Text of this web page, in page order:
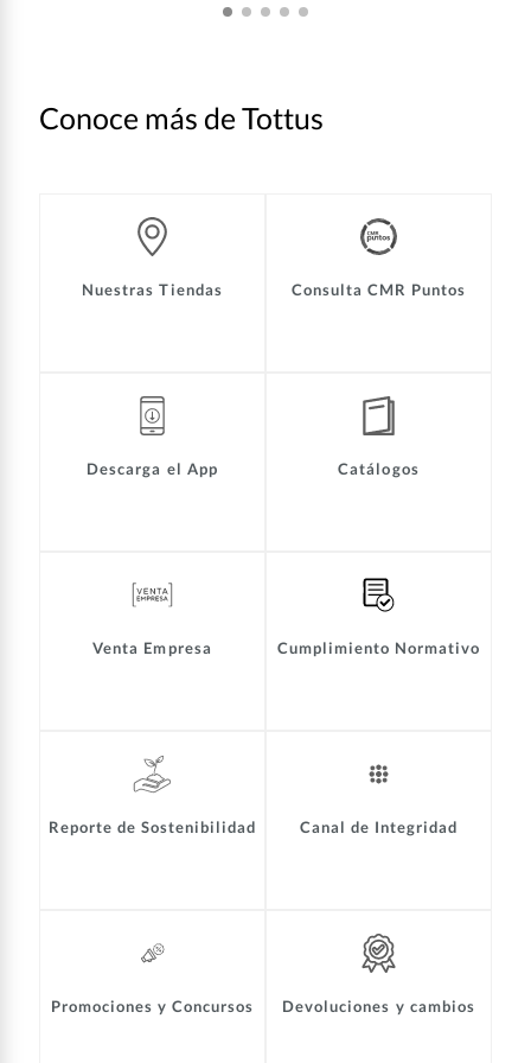
Conoce más de Tottus
Nuestras Tiendas Consulta CMR Puntos
Descarga el App Catálogos
Venta Empresa Cumplimiento Normativo
Reporte de Sostenibilidad Canal de Integridad
Promociones y Concursos Devoluciones y cambios